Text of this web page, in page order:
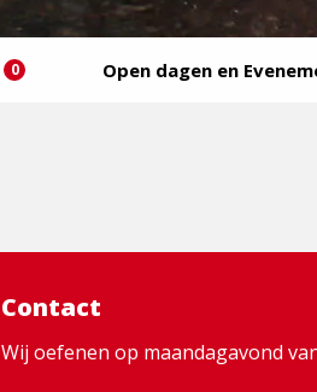
0 Open dagen en
Contact
Wij oefenen op maandagavond